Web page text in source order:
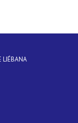
LIÉBANA